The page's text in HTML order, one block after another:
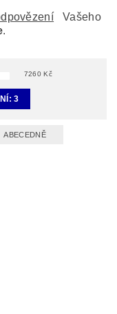
Vašeho
.
7260 Kč
3
ABECEDNĚ